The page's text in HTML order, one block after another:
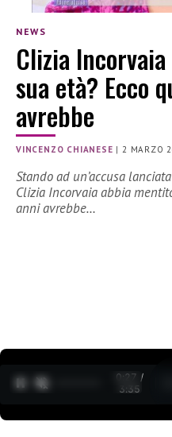
NEWS
Clizia
sua età? Ecco
avrebbe
VINCENZO CHIANESE |2 MARZO
Stando ad un’accusa
Clizia Incorvaia abbia
anni avrebbe…
0:27 /
3:35